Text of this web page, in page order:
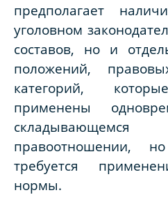
предполагает
уголовном
составов, но и
положений,
категорий,
применены
правоотношении,
требуется
нормы.